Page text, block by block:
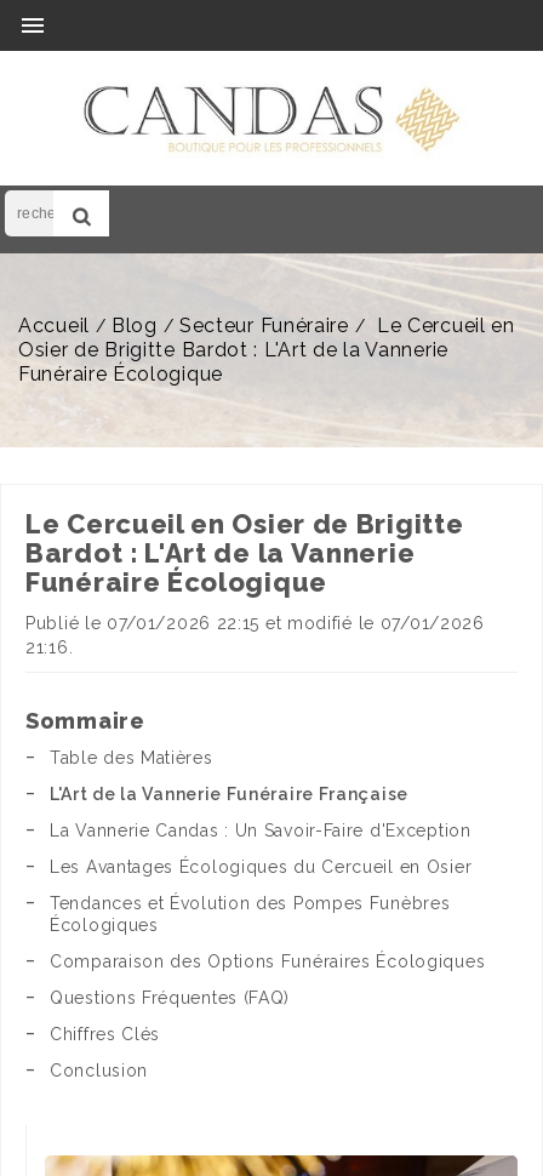

Accueil Blog Secteur Funéraire
Le Cercueil en
Osier de Brigitte Bardot : L'Art de la Vannerie
Funéraire Écologique
Le Cercueil en Osier de Brigitte
Bardot : L'Art de la Vannerie
Funéraire Écologique
Publié le 07/01/2026 22:15 et modifié le 07/01/2026
21:16.
Sommaire
Table des Matières
L'Art de la Vannerie Funéraire Française
La Vannerie Candas : Un Savoir-Faire d'Exception
Les Avantages Écologiques du Cercueil en Osier
Tendances et Évolution des Pompes Funèbres
Écologiques
Comparaison des Options Funéraires Écologiques
Questions Fréquentes (FAQ)
Chiffres Clés
Conclusion